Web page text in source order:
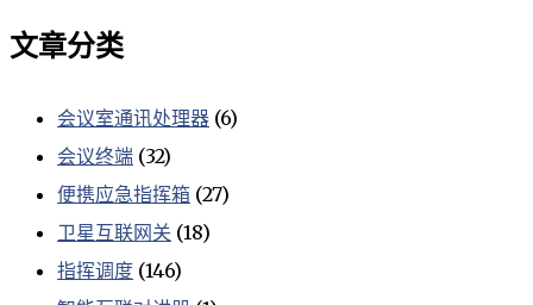
文章分类
会议室通讯处理器 (6)
会议终端 (32)
便携应急指挥箱 (27)
卫星互联网关 (18)
指挥调度 (146)